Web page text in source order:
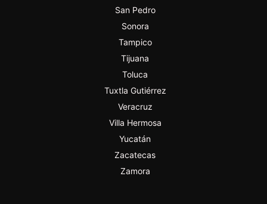
San Pedro
Sonora
Tampico
Tijuana
Toluca
Tuxtla Gutiérrez
Veracruz
Villa Hermosa
Yucatán
Zacatecas
Zamora